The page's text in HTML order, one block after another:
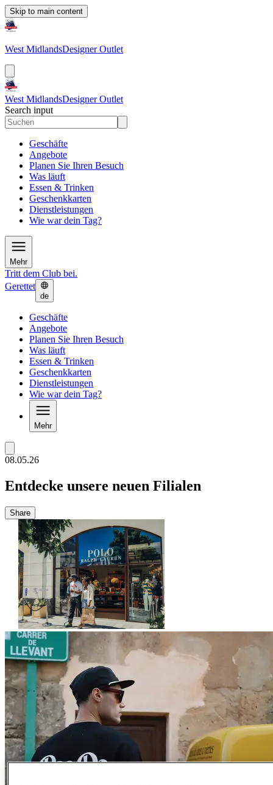
Skip to main content
West MidlandsDesigner Outlet
West MidlandsDesigner Outlet
Search input
Geschäfte
Angebote
Planen Sie Ihren Besuch
Was läuft
Essen & Trinken
Geschenkkarten
Dienstleistungen
Wie war dein Tag?
Mehr
Tritt dem Club bei.
Gerettet
de
Geschäfte
Angebote
Planen Sie Ihren Besuch
Was läuft
Essen & Trinken
Geschenkkarten
Dienstleistungen
Wie war dein Tag?
Mehr
08.05.26
Entdecke unsere neuen Filialen
Share